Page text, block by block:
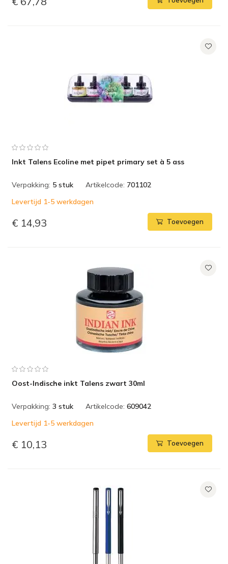
Inkt Talens Ecoline met pipet primary set à 5 ass
Verpakking: 5 stuk Artikelcode: 701102
Levertijd 1-5 werkdagen
€ 14,93 Toevoegen
Oost-Indische inkt Talens zwart 30ml
Verpakking: 3 stuk Artikelcode: 609042
Levertijd 1-5 werkdagen
€ 10,13 Toevoegen